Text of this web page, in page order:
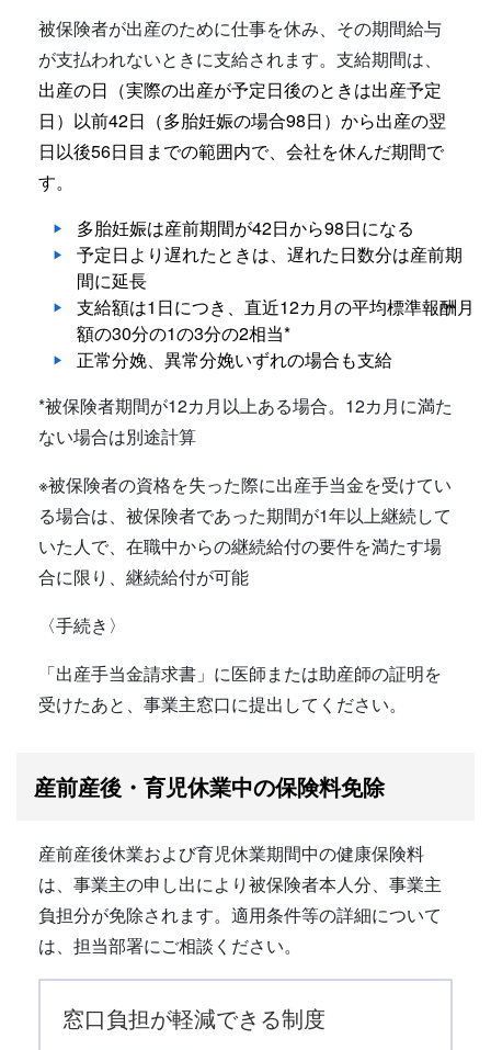
被保険者が出産のために仕事を休み、その期間給与
が支払われないときに支給されます。支給期間は、
出産の日（実際の出産が予定日後のときは出産予定
日）以前42日（多胎妊娠の場合98日）から出産の翌
日以後56日目までの範囲内で、会社を休んだ期間で
す。
多胎妊娠は産前期間が42日から98日になる
予定日より遅れたときは、遅れた日数分は産前期
間に延長
支給額は1日につき、直近12カ月の平均標準報酬月
額の30分の1の3分の2相当*
正常分娩、異常分娩いずれの場合も支給
*被保険者期間が12カ月以上ある場合。12カ月に満た
ない場合は別途計算
※被保険者の資格を失った際に出産手当金を受けてい
る場合は、被保険者であった期間が1年以上継続して
いた人で、在職中からの継続給付の要件を満たす場
合に限り、継続給付が可能
〈手続き〉
「出産手当金請求書」に医師または助産師の証明を
受けたあと、事業主窓口に提出してください。
産前産後・育児休業中の保険料免除
産前産後休業および育児休業期間中の健康保険料
は、事業主の申し出により被保険者本人分、事業主
負担分が免除されます。適用条件等の詳細について
は、担当部署にご相談ください。
窓口負担が軽減できる制度